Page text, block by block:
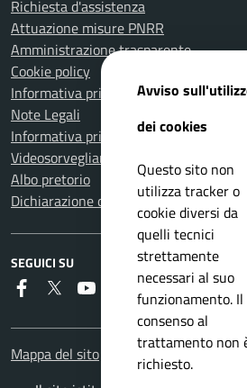
Richiesta d'assistenza
Attuazione misure PNRR
Amministrazione trasparente
Cookie policy
Informativa privacy
Note Legali
Informativa privacy Polizia Locale
Videosorveglianza e privacy
Albo pretorio
Dichiarazione di accessibilità
SEGUICI SU
Faceboook
Twitter YoutubeInstagram
RSS
Mappa del sito
Avviso
dei cookies
Questo sito non
utilizza tracker o
cookie diversi da
quelli tecnici
strettamente
necessari al suo
funzionamento. Il
consenso al
trattamento non
richiesto.